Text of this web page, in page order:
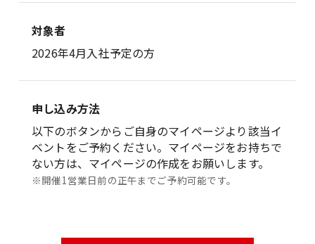
対象者
2026年4月入社予定の方
申し込み方法
以下のボタンからご自身のマイページより該当イ
ベントをご予約ください。マイページをお持ちで
ない方は、マイページの作成をお願いします。
※開催1営業日前の正午までご予約可能です。